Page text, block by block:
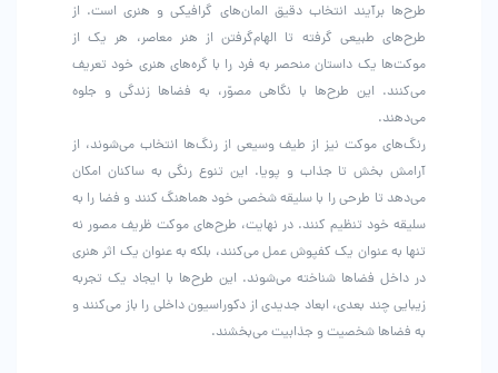
طرح‌ها برآیند انتخاب دقیق المان‌های گرافیکی و هنری است. از
طرح‌های طبیعی گرفته تا الهام‌گرفتن از هنر معاصر، هر یک از
موکت‌ها یک داستان منحصر به فرد را با گره‌های هنری خود تعریف
می‌کنند. این طرح‌ها با نگاهی مصوّر، به فضاها زندگی و جلوه
می‌دهند.
رنگ‌های موکت نیز از طیف وسیعی از رنگ‌ها انتخاب می‌شوند، از
آرامش بخش تا جذاب و پویا. این تنوع رنگی به ساکنان امکان
می‌دهد تا طرحی را با سلیقه شخصی خود هماهنگ کنند و فضا را به
سلیقه خود تنظیم کنند. در نهایت، طرح‌های موکت ظریف مصور نه
تنها به عنوان یک کفپوش عمل می‌کنند، بلکه به عنوان یک اثر هنری
در داخل فضاها شناخته می‌شوند. این طرح‌ها با ایجاد یک تجربه
زیبایی چند بعدی، ابعاد جدیدی از دکوراسیون داخلی را باز می‌کنند و
به فضاها شخصیت و جذابیت می‌بخشند.